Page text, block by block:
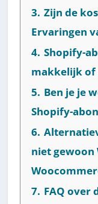
3. Zijn de
Ervaringen
4. Shopify-
makkelijk of
5. Ben je je
Shopify-
6.
niet gewoon
7. FAQ over